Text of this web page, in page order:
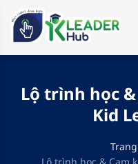
Lộ trình học
Kid